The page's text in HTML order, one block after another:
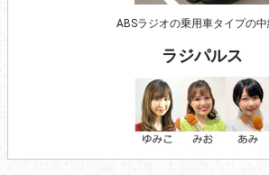
ABSラジオの乗用車タイプの
ラジパルス